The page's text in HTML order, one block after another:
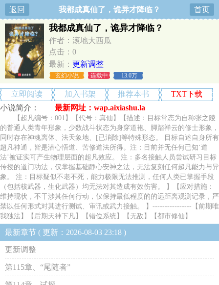
返回 我都成真仙了，诡异才降临？ 首页
我都成真仙了，诡异才降临？
作者：滚地大西瓜
点击：0
最新： 更新调整
玄幻小说 连载中 13.0万
立即阅读 加入书架 推荐本书
TXT下载
小说简介：
最新网址：wap.aixiashu.la
【超凡编号：001】【代号：真仙】【描述：目标常态为自称张之陵
的普通人类青年形象，少数战斗状态为身穿道袍、脚踏祥云的修士形象，
同时存在神魂离体、法天象地、[已消除]等特殊形态。 目标自述自身所有
超凡神通，皆是潜心悟道、苦修道法所得。注：目前并无任何已知‘道
法’被证实可产生物理层面的超凡效应。 注：多名接触人员尝试研习目标
传授的道门功法，仅掌握基础静心安神之法，无法复刻任何超凡能力与异
象。 注：目标疑似不老不死，能力极限无法推测，任何人类已掌握手段
（包括核武器，生化武器）均无法对其造成有效伤害。 】【应对措施：
维持现状，不干涉其任何行动，仅保持最低程度的的远距离观测记录，严
禁以任何形式对其进行测试、审讯或武力接触。 】----------------【前期唯
我独法】【后期天神下凡】【错位系统】【无敌】【都市修仙】
最新章节 ( 更新：2026-08-03 23:18 )
更新调整
第115章、“尾随者”